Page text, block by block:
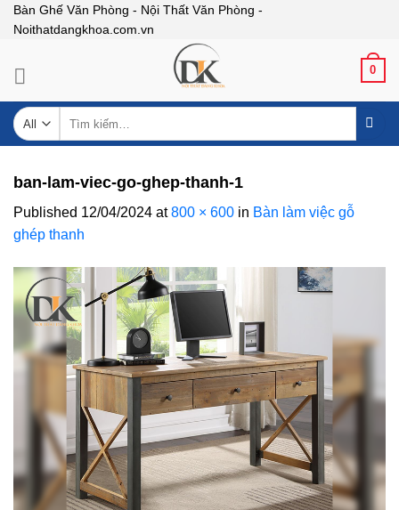
SkipBàn Ghế Văn Phòng - Nội Thất Văn Phòng -
Noithatdangkhoa.com.vn
0
kiếm:
ban-lam-viec-go-ghep-thanh-1
Published 12/04/2024 at800 × 600 in Bàn làm việc gỗ
ghép thanh